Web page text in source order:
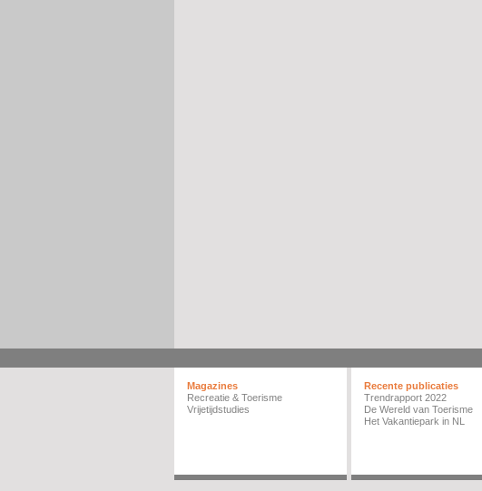
Magazines
Recreatie & Toerisme
Vrijetijdstudies
Recente publicaties
Trendrapport 2022
De Wereld van Toerisme
Het Vakantiepark in NL